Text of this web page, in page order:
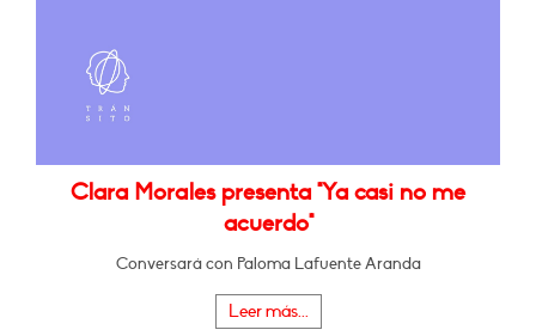
Clara Morales presenta "Ya casi no me
acuerdo"
Conversará con Paloma Lafuente Aranda
Leer más...